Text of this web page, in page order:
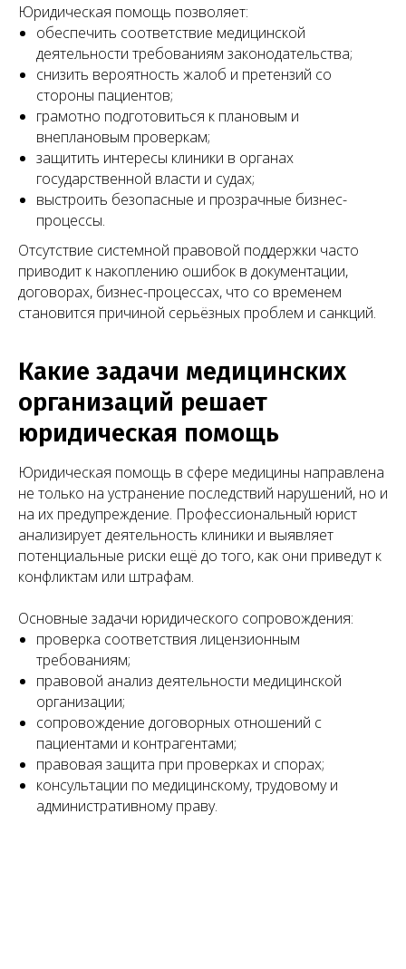
Юридическая помощь позволяет:
обеспечить соответствие медицинской
деятельности требованиям законодательства;
снизить вероятность жалоб и претензий со
стороны пациентов;
грамотно подготовиться к плановым и
внеплановым проверкам;
защитить интересы клиники в органах
государственной власти и судах;
выстроить безопасные и прозрачные бизнес-
процессы.
Отсутствие системной правовой поддержки часто
приводит к накоплению ошибок в документации,
договорах, бизнес-процессах, что со временем
становится причиной серьёзных проблем и санкций.
Какие задачи медицинских
организаций решает
юридическая помощь
Юридическая помощь в сфере медицины направлена
не только на устранение последствий нарушений, но и
на их предупреждение. Профессиональный юрист
анализирует деятельность клиники и выявляет
потенциальные риски ещё до того, как они приведут к
конфликтам или штрафам.
Основные задачи юридического сопровождения:
проверка соответствия лицензионным
требованиям;
правовой анализ деятельности медицинской
организации;
сопровождение договорных отношений с
пациентами и контрагентами;
правовая защита при проверках и спорах;
консультации по медицинскому, трудовому и
административному праву.